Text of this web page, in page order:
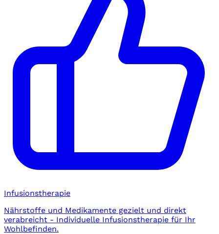
Infusionstherapie
Nährstoffe und Medikamente gezielt und direkt
verabreicht - Individuelle Infusionstherapie für Ihr
Wohlbefinden.